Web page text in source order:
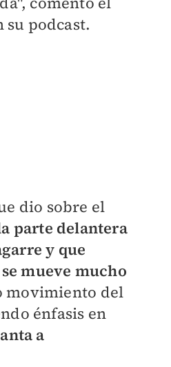
podcast.
dio sobre el
parte delantera
y que
mueve mucho
movimiento del
énfasis en
a